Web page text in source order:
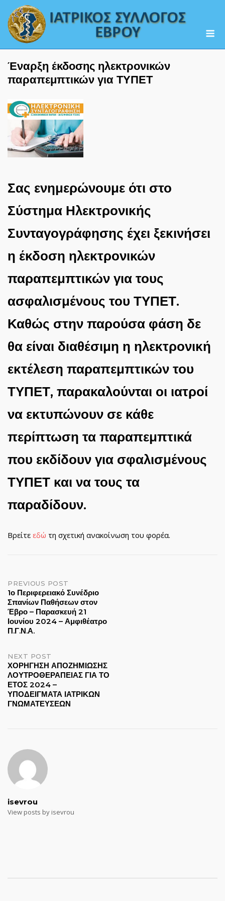
content
Έναρξη έκδοσης ηλεκτρονικών
παραπεμπτικών για ΤΥΠΕΤ
Σας ενημερώνουμε ότι στο
Σύστημα Ηλεκτρονικής
Συνταγογράφησης έχει ξεκινήσει
η έκδοση ηλεκτρονικών
παραπεμπτικών για τους
ασφαλισμένους του ΤΥΠΕΤ.
Καθώς στην παρούσα φάση δε
θα είναι διαθέσιμη η ηλεκτρονική
εκτέλεση παραπεμπτικών του
ΤΥΠΕΤ, παρακαλούνται οι ιατροί
να εκτυπώνουν σε κάθε
περίπτωση τα παραπεμπτικά
που εκδίδουν για σφαλισμένους
ΤΥΠΕΤ και να τους τα
παραδίδουν.
Βρείτε εδώ τη σχετική ανακοίνωση του φορέα.
Post
navigation
PREVIOUS POST
1ο Περιφερειακό Συνέδριο
Σπανίων Παθήσεων στον
Έβρο – Παρασκευή 21
Ιουνίου 2024 – Αμφιθέατρο
Π.Γ.Ν.Α.
NEXT POST
ΧΟΡΗΓΗΣΗ ΑΠΟΖΗΜΙΩΣΗΣ
ΛΟΥΤΡΟΘΕΡΑΠΕΙΑΣ ΓΙΑ ΤΟ
ΕΤΟΣ 2024 –
ΥΠΟΔΕΙΓΜΑΤΑ ΙΑΤΡΙΚΩΝ
ΓΝΩΜΑΤΕΥΣΕΩΝ
isevrou
View posts by isevrou